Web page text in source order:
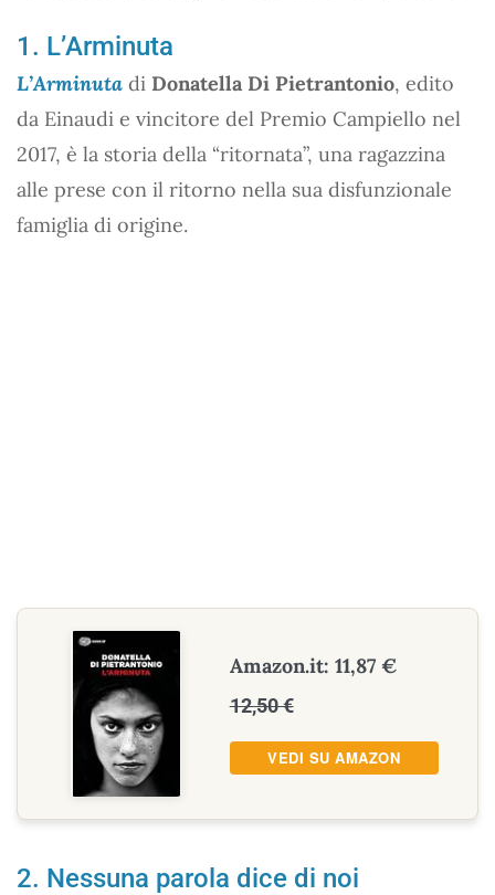
1. L’Arminuta
L’Arminuta di Donatella Di Pietrantonio, edito
da Einaudi e vincitore del Premio Campiello nel
2017, è la storia della “ritornata”, una ragazzina
alle prese con il ritorno nella sua disfunzionale
famiglia di origine.
Amazon.it: 11,87 €
12,50 €
VEDI SU AMAZON
2. Nessuna parola dice di noi